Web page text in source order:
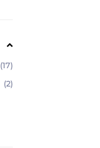
(17)
(2)